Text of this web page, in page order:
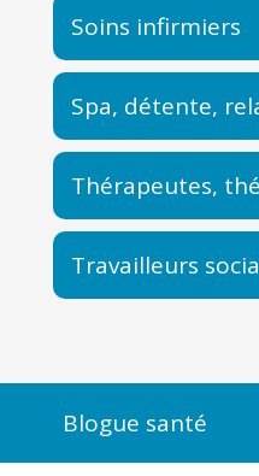
Soins infirmiers
Spa, détente,
Thérapeutes,
Travailleurs
Blogue santé